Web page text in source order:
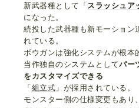
新武器種として「 スラッシュア
になった。
続投した武器種も新モーション
れている。
ボウガンは強化システムが根本
当作独自のシステムとしてパー
をカスタマイズできる
「組立式 」が採用されている。
モンスター側の仕様変更もあ